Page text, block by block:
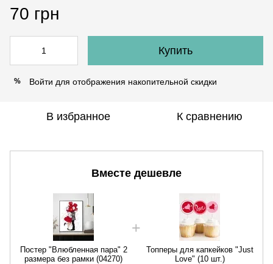
70 грн
Купить
% Войти для отображения накопительной скидки
В избранное К сравнению
Вместе дешевле
Постер "Влюбленная пара" 2
размера без рамки (04270)
Топперы для капкейков "Just
Love" (10 шт.)